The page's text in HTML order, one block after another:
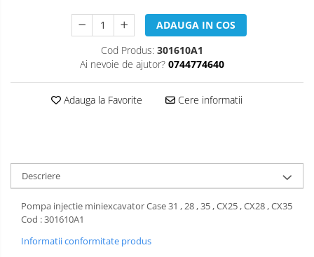
ADAUGA IN COS
Cod Produs: 301610A1
Ai nevoie de ajutor? 0744774640
Adauga la Favorite Cere informatii
Descriere
Pompa injectie miniexcavator Case 31 , 28 , 35 , CX25 , CX28 , CX35
Cod : 301610A1
Informatii conformitate produs